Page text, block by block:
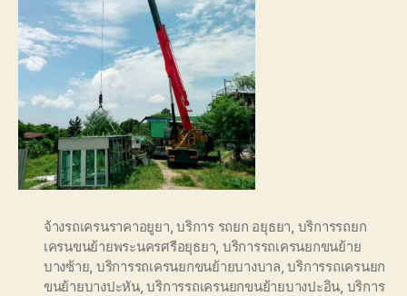
จ้างรถเครนราคาอยูยา ,บริการ รถยก อยุธยา บริการรถยก
เครนขนย้ายพระนครศรีอยุธยา บริการรถเครนยกขนย้าย
บางซ้าย บริการรถเครนยกขนย้ายบางบาล ,บริการรถเครนยก
ขนย้ายบางปะหัน,บริการรถเครนยกขนย้ายบางปะอิน บริการ